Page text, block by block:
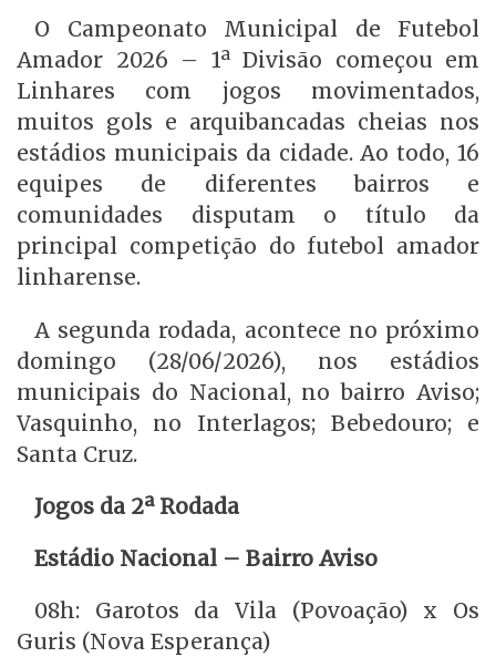
O Campeonato Municipal de Futebol
Amador 2026 – 1ª Divisão começou em
Linhares com jogos movimentados,
muitos gols e arquibancadas cheias nos
estádios municipais da cidade. Ao todo, 16
equipes de diferentes bairros e
comunidades disputam o título da
principal competição do futebol amador
linharense.
A segunda rodada, acontece no próximo
domingo (28/06/2026), nos estádios
municipais do Nacional, no bairro Aviso;
Vasquinho, no Interlagos; Bebedouro; e
Santa Cruz.
Jogos da 2ª Rodada
Estádio Nacional – Bairro Aviso
08h: Garotos da Vila (Povoação) x Os
Guris (Nova Esperança)